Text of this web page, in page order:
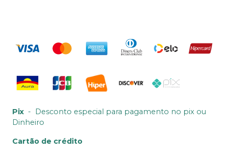
Pix - Desconto especial para pagamento no pix ou
Dinheiro
Cartão de crédito